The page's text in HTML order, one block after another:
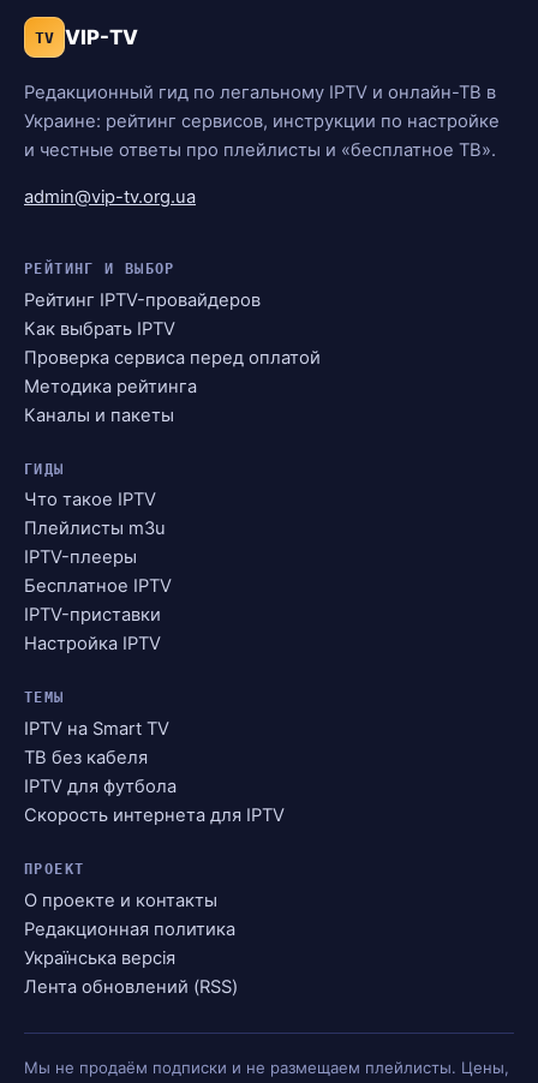
TV VIP-TV
Редакционный гид по легальному IPTV и онлайн-ТВ в
Украине: рейтинг сервисов, инструкции по настройке
и честные ответы про плейлисты и «бесплатное ТВ».
admin@vip-tv.org.ua
РЕЙТИНГ И ВЫБОР
Рейтинг IPTV-провайдеров
Как выбрать IPTV
Проверка сервиса перед оплатой
Методика рейтинга
Каналы и пакеты
ГИДЫ
Что такое IPTV
Плейлисты m3u
IPTV-плееры
Бесплатное IPTV
IPTV-приставки
Настройка IPTV
ТЕМЫ
IPTV на Smart TV
ТВ без кабеля
IPTV для футбола
Скорость интернета для IPTV
ПРОЕКТ
О проекте и контакты
Редакционная политика
Українська версія
Лента обновлений (RSS)
Мы не продаём подписки и не размещаем плейлисты. Цены,